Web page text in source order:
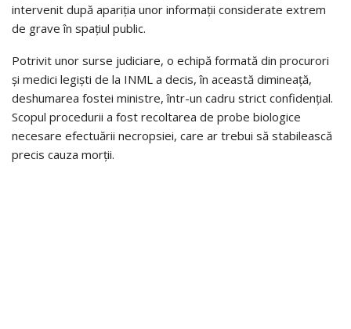
intervenit după apariția unor informații considerate extrem
de grave în spațiul public.
Potrivit unor surse judiciare, o echipă formată din procurori
și medici legiști de la INML a decis, în această dimineață,
deshumarea fostei ministre, într-un cadru strict confidențial.
Scopul procedurii a fost recoltarea de probe biologice
necesare efectuării necropsiei, care ar trebui să stabilească
precis cauza morții.